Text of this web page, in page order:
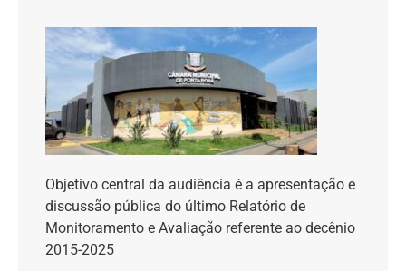
Objetivo central da audiência é a apresentação e
discussão pública do último Relatório de
Monitoramento e Avaliação referente ao decênio
2015-2025